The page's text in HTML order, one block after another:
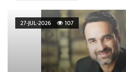
27-JUL-2026 107